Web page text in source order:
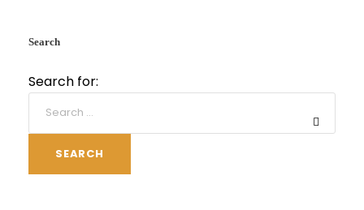
Search
Search for:
SEARCH